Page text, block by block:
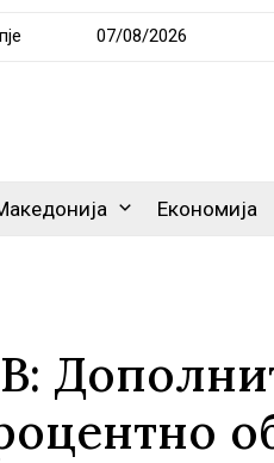
07/08/2026
Економија